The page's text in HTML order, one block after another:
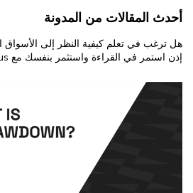
أحدث المقالات من المدونة
هل ترغب في تعلم كيفية النظر إلى الأسواق
إذن استمر في القراءة واستثمر بنفسك مع ZitaPlus.